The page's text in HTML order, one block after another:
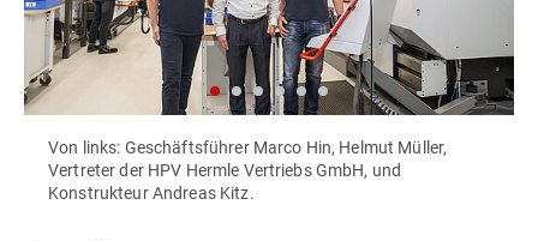
Von links: Geschäftsführer Marco Hin, Helmut Müller,
Vertreter der HPV Hermle Vertriebs GmbH, und
Konstrukteur Andreas Kitz.